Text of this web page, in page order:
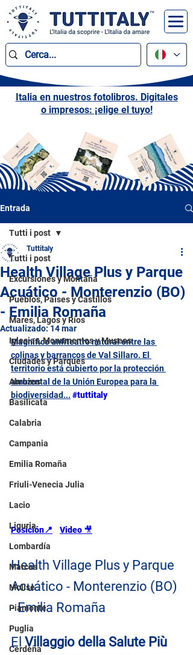
Italia en nuestros fotolibros. Digitales
o impresos: ¡elige el tuyo!
Entrada
Tutti i post
Excursiones y Montaña
Pueblos, Países y Castillos
Mares, Lagos y Ríos
Iglesias, Monumentos y Museos
Ciudades y Parques
Abruzos
Basilicata
Calabria
Campania
Emilia Romaña
Friuli-Venecia Julia
Lacio
Liguria
Lombardía
Marcas
Molise
Piamonte
Puglia
Cerdeña
Tutti i post
Health Village Plus y Parque
Acuático - Monterenzio (BO)
- Emilia Romaña
Tuttitaly
Actualizado: 14 mar
Magnífico anfiteatro natural entre las
colinas y barrancos de Val Sillaro. El
territorio está cubierto por la protección
ambiental de la Unión Europea para la
biodiversidad... #tuttitaly
Posición📍 Video 🎥
Health Village Plus y Parque
Acuático - Monterenzio (BO)
- Emilia Romaña
El Villaggio della Salute Più